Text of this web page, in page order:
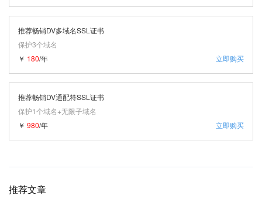
推荐畅销DV多域名SSL证书
保护3个域名
立即购买
￥ 180/年
推荐畅销DV通配符SSL证书
保护1个域名+无限子域名
立即购买
￥ 980/年
推荐文章